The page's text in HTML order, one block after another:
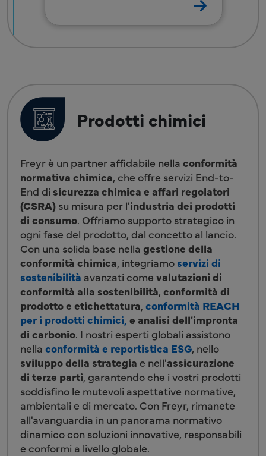
Prodotti chimici
Freyr è un partner affidabile nella conformità
normativa chimica, che offre servizi End-to-
End di sicurezza chimica e affari regolatori
(CSRA) su misura per l'industria dei prodotti
di consumo. Offriamo supporto strategico in
ogni fase del prodotto, dal concetto al lancio.
Con una solida base nella gestione della
conformità chimica, integriamo servizi di
sostenibilità avanzati come valutazioni di
conformità alla sostenibilità, conformità di
prodotto e etichettatura, conformità REACH
per i prodotti chimici, e analisi dell'impronta
di carbonio. I nostri esperti globali assistono
nella conformità e reportistica ESG, nello
sviluppo della strategia e nell'assicurazione
di terze parti, garantendo che i vostri prodotti
soddisfino le mutevoli aspettative normative,
ambientali e di mercato. Con Freyr, rimanete
all'avanguardia in un panorama normativo
dinamico con soluzioni innovative, responsabili
e conformi a livello globale.